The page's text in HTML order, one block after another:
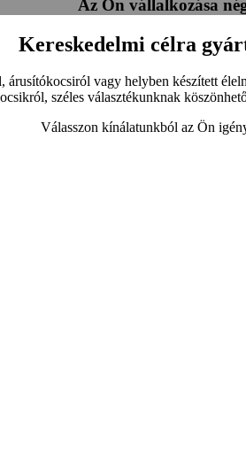
Az Ön vállalkozása
Kereskedelmi célra
vagy helyben készített
széles választékunknak
Válasszon kínálatunkból az Ön